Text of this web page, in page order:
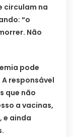
circulam na
“o
Não
pode
responsável
que não
a vacinas,
e ainda